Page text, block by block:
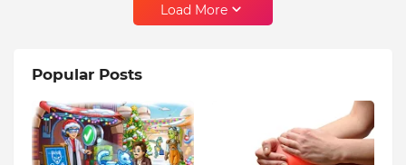
Load More
Popular Posts